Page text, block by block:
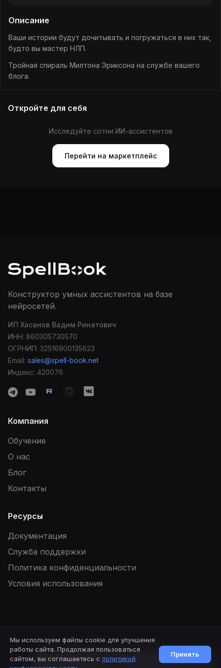
Мы используем файлы cookie для улучшения
работы сайта. Продолжая пользоваться
сайтом, вы соглашаетесь с политикой
Принять
Описание
Ваши истории будут дочитывать и погружаться в них так,
будто вы мастер НЛП.
Тройная спираль Милтона Эриксона на службе вашего
блога.
Откройте для себя
Исследуйте сотни ИИ-ассистентов
Перейти на маркетплейс
Начать чат
Конструктор умных ассистентов на базе
нейросетей.
ИП Хасанов Вадим Ринатович
ИНН: 860305730570
ОГРНИП: 32516900135623
Email: sales@spell-book.net
Индекс: 420076
Компания
Обучение
О нас
Блог
Контакты
Ресурсы
Документация
Служба поддержки
Политика конфиденциальности
Условия использования
© 2026 SpellBook. Все права защищены. Версия: 1.88.2
Публичная оферта Партнерский договор